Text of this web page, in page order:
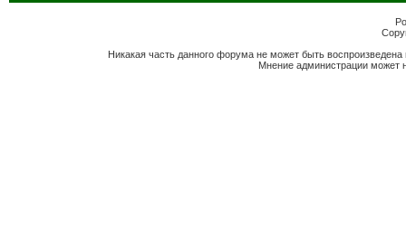
Никакая часть данного форума не может быть
Мнение администрации может